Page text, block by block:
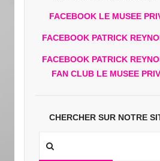
FACEBOOK LE MUSEE
FACEBOOK PATRICK
FACEBOOK PATRICK
FAN CLUB LE MUSEE
CHERCHER SUR NOTRE